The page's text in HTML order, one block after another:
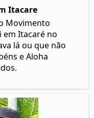
Itacare
Movimento
em Itacaré no
lá ou que não
e Aloha